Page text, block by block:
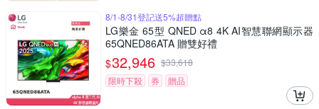
8/1-8/31登記送5%超贈點
LG樂金 65型 QNED α8 4K AI智慧聯網顯示器
65QNED86ATA 贈雙好禮
$32,946 $33,618
限時下殺
券 贈品